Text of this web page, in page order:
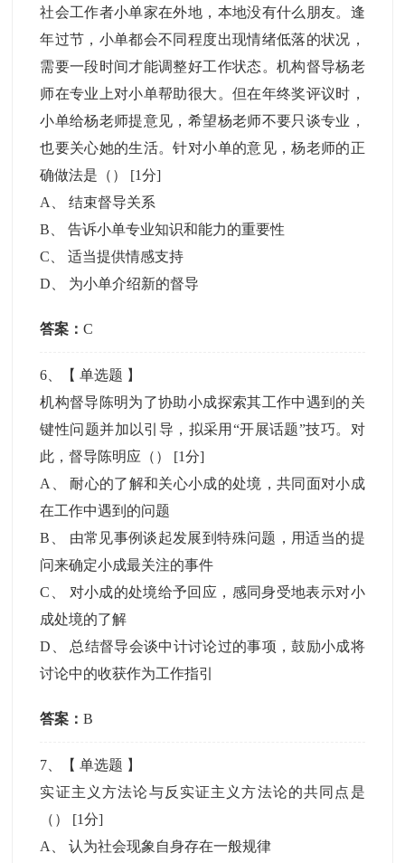
社会工作者小单家在外地，本地没有什么朋友。逢
年过节，小单都会不同程度出现情绪低落的状况，
需要一段时间才能调整好工作状态。机构督导杨老
师在专业上对小单帮助很大。但在年终奖评议时，
小单给杨老师提意见，希望杨老师不要只谈专业，
也要关心她的生活。针对小单的意见，杨老师的正
确做法是（） [1分]
A
、结束督导关系
B 、告诉小单专业知识和能力的重要性
C 、适当提供情感支持
D
为小单介绍新的督导
答案：C
6 、【单选题 】
机构督导陈明为了协助小成探索其工作中遇到的关
键性问题并加以引导，拟采用“开展话题”技巧。对
此，督导陈明应（） [1分]
A
、耐心的了解和关心小成的处境，共同面对小成
在工作中遇到的问题
B
由常见事例谈起发展到特殊问题，用适当的提
问来确定小成最关注的事件
C
对小成的处境给予回应，感同身受地表示对小
成处境的了解
D
总结督导会谈中计讨论过的事项，鼓励小成将
讨论中的收获作为工作指引
答案：B
7 、【单选题 】
实证主义方法论与反实证主义方法论的共同点是
（） [1分]
A
、认为社会现象自身存在一般规律